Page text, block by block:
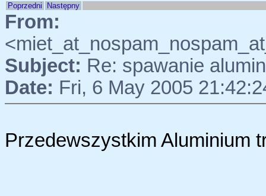
Poprzedni Następny
From:
Subject: Re: spawanie
Date: Fri, 6 May 2005
Przedewszystkim Aluminium